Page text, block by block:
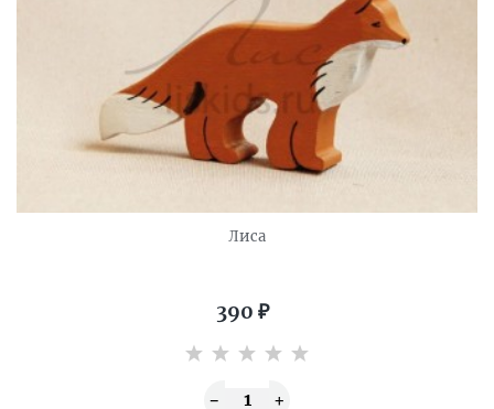
Лиса
390 ₽